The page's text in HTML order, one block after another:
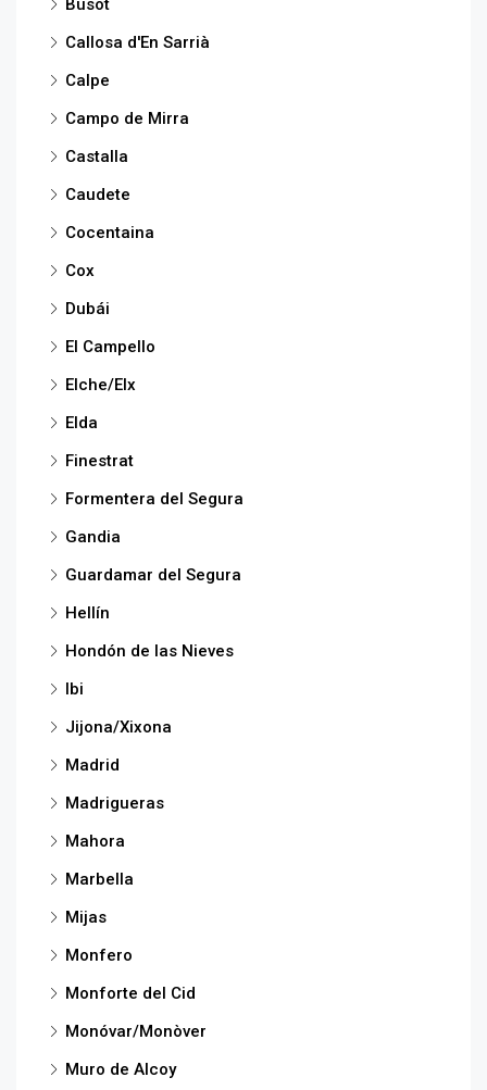
Busot
Callosa d'En Sarrià
Calpe
Campo de Mirra
Castalla
Caudete
Cocentaina
Cox
Dubái
El Campello
Elche/Elx
Elda
Finestrat
Formentera del Segura
Gandia
Guardamar del Segura
Hellín
Hondón de las Nieves
Ibi
Jijona/Xixona
Madrid
Madrigueras
Mahora
Marbella
Mijas
Monfero
Monforte del Cid
Monóvar/Monòver
Muro de Alcoy